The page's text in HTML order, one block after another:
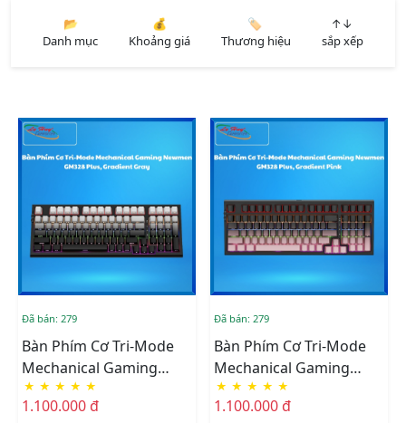
📂
Danh mục
💰
Khoảng giá
🏷️
Thương hiệu
↑↓
sắp xếp
Đã bán: 279
Bàn Phím Cơ Tri-Mode
Mechanical Gaming
Newmen GM328 Plus,
Gradient Gray
★ ★ ★ ★ ★
1.100.000 đ
Đã bán: 279
Bàn Phím Cơ Tri-Mode
Mechanical Gaming
Newmen GM328 Plus,
Gradient Pink
★ ★ ★ ★ ★
1.100.000 đ